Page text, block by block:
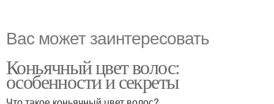
Вас может заинтересовать
Коньячный цвет волос:
особенности и секреты